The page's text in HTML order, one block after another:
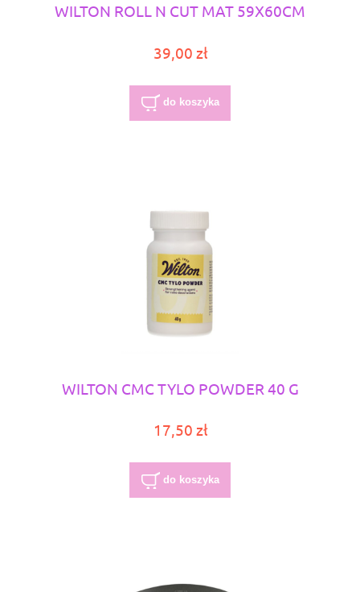
WILTON ROLL N CUT MAT 59X60CM
39,00 zł
do koszyka
WILTON CMC TYLO POWDER 40 G
17,50 zł
do koszyka